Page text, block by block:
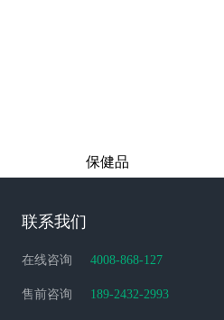
保健品
联系我们
在线咨询 4008-868-127
售前咨询 189-2432-2993